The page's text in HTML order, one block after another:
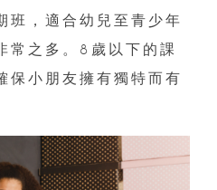
班，適合幼兒至青少年
常之多。8歲以下的課
保小朋友擁有獨特而有